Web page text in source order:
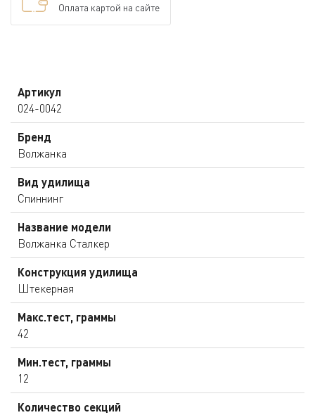
Оплата картой на сайте
Артикул
024-0042
Бренд
Волжанка
Вид удилища
Спиннинг
Название модели
Волжанка Сталкер
Конструкция удилища
Штекерная
Макс.тест, граммы
42
Мин.тест, граммы
12
Количество секций